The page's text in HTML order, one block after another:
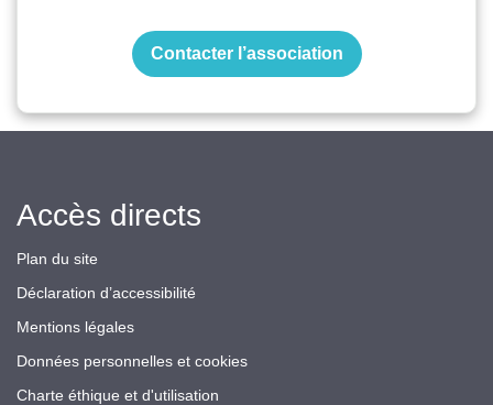
Contacter l’association
Accès directs
Plan du site
Déclaration d’accessibilité
Mentions légales
Données personnelles et cookies
Charte éthique et d'utilisation